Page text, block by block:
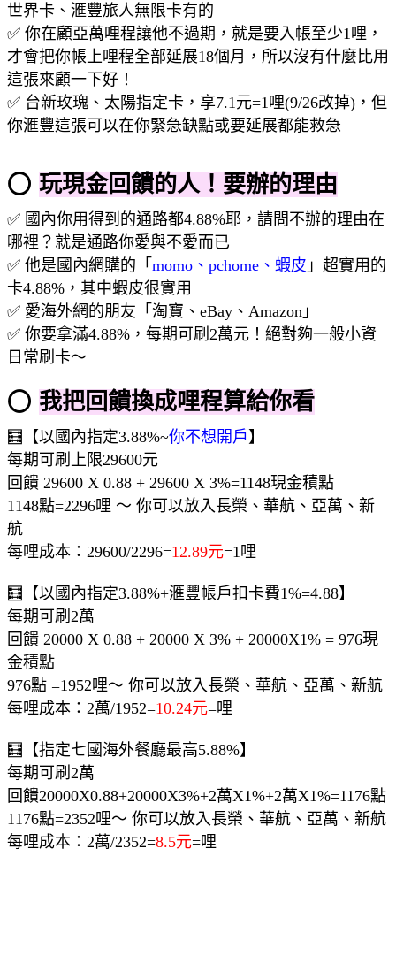
世界卡、滙豐旅人無限卡有的
✅ 你在顧亞萬哩程讓他不過期，就是要入帳至少1哩，
才會把你帳上哩程全部延展18個月，所以沒有什麼比用
這張來顧一下好！
✅ 台新玫瑰、太陽指定卡，享7.1元=1哩(9/26改掉)，但
你滙豐這張可以在你緊急缺點或要延展都能救急
⭕ 玩現金回饋的人！要辦的理由
✅ 國內你用得到的通路都4.88%耶，請問不辦的理由在
哪裡？就是通路你愛與不愛而已
✅ 他是國內網購的「 momo、pchome、蝦皮 」超實用的
卡4.88%，其中蝦皮很實用
✅ 愛海外網的朋友「淘寶、eBay、Amazon」
✅ 你要拿滿4.88%，每期可刷2萬元！絕對夠一般小資
日常刷卡～
⭕ 我把回饋換成哩程算給你看
🧮【以國內指定3.88%~你不想開戶 】
每期可刷上限29600元
回饋 29600 X 0.88 + 29600 X 3%=1148現金積點
1148點=2296哩 ～ 你可以放入長榮、華航、亞萬、新
航
每哩成本：29600/2296=12.89元=1哩
🧮【以國內指定3.88%+滙豐帳戶扣卡費1%=4.88】
每期可刷2萬
回饋 20000 X 0.88 + 20000 X 3% + 20000X1% = 976現
金積點
976點 =1952哩～ 你可以放入長榮、華航、亞萬、新航
每哩成本：2萬/1952=10.24元=哩
🧮【指定七國海外餐廳最高5.88%】
每期可刷2萬
回饋20000X0.88+20000X3%+2萬X1%+2萬X1%=1176點
1176點=2352哩～ 你可以放入長榮、華航、亞萬、新航
每哩成本：2萬/2352=8.5元=哩